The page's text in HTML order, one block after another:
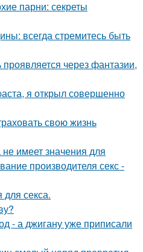
парни: секреты
всегда стремитесь быть
через фантазии,
я открыл совершенно
свою жизнь
имеет значения для
производителя секс -
секса.
- а джигану уже приписали